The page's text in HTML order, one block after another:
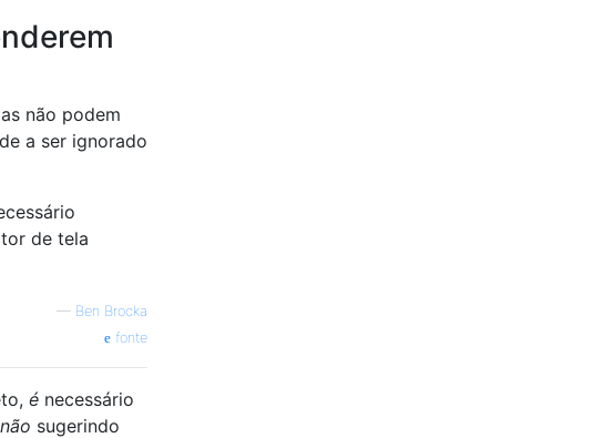
não podem
a ser ignorado
de tela
— Ben Brocka
fonte
é necessário
não sugerindo